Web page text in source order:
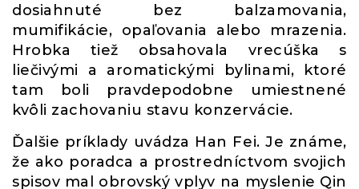
dosiahnuté bez balzamovania,
mumifikácie, opaľovania alebo mrazenia.
Hrobka tiež obsahovala vrecúška s
liečivými a aromatickými bylinami, ktoré
tam boli pravdepodobne umiestnené
kvôli zachovaniu stavu konzervácie.
Ďalšie príklady uvádza Han Fei. Je známe,
že ako poradca a prostredníctvom svojich
spisov mal obrovský vplyv na myslenie Qin